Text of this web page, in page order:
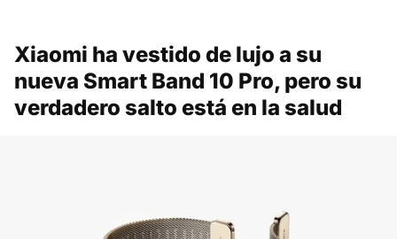
Xiaomi ha vestido de lujo a su
nueva Smart Band 10 Pro, pero su
verdadero salto está en la salud